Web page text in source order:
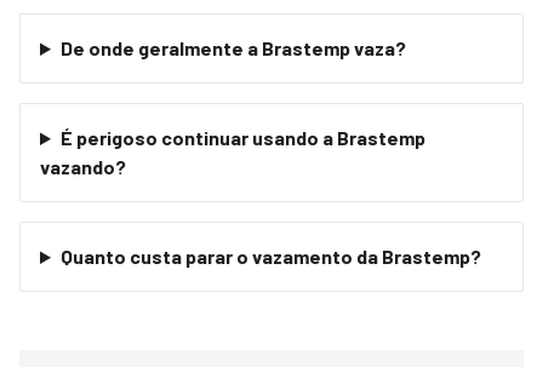
De onde geralmente a Brastemp vaza?
É perigoso continuar usando a Brastemp
vazando?
Quanto custa parar o vazamento da Brastemp?